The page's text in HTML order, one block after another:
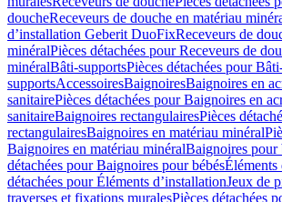
doucheReceveurs de douche en matériau
d’installation Geberit DuoFixReceveurs de
minéralPièces détachées pour Receveurs de
minéralBâti-supportsPièces détachées pour
supportsAccessoiresBaignoiresBaignoires en
sanitairePièces détachées pour Baignoires en
sanitaireBaignoires rectangulairesPièces
rectangulairesBaignoires en matériau minéral
Baignoires en matériau minéralBaignoires pour
détachées pour Baignoires pour bébésÉléments
détachées pour Éléments d’installationJeux de
traverses et fixations muralesPièces détachées